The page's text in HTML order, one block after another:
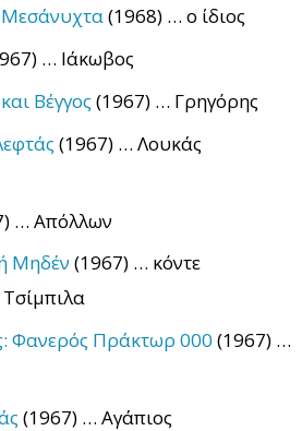
(1968) … ο ίδιος
… Ιάκωβος
Βέγγος (1967) … Γρηγόρης
(1967) … Λουκάς
… Απόλλων
Μηδέν(1967) … κόντε
Φανερός Πράκτωρ 000 (1967) …
(1967) … Αγάπιος